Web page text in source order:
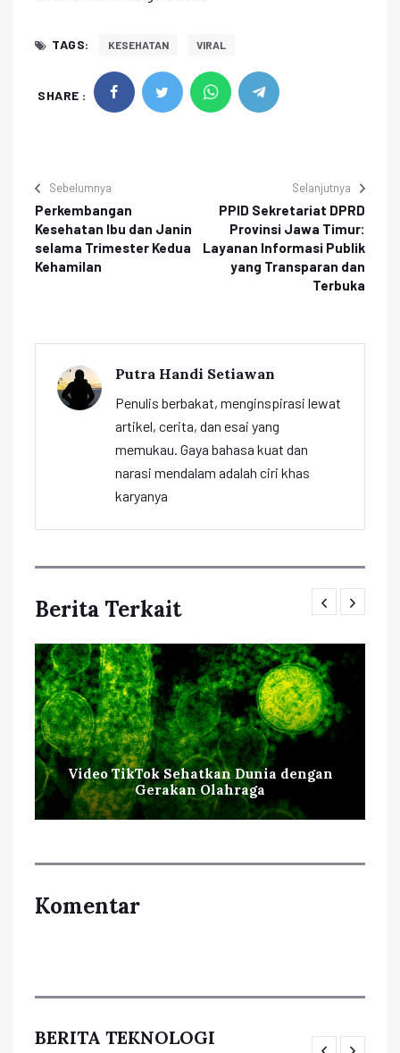
TAGS: KESEHATAN VIRAL
SHARE :
Sebelumnya
Perkembangan
Kesehatan Ibu dan Janin
selama Trimester Kedua
Kehamilan
Selanjutnya
PPID Sekretariat DPRD
Provinsi Jawa Timur:
Layanan Informasi Publik
yang Transparan dan
Terbuka
Putra Handi Setiawan
Penulis berbakat, menginspirasi lewat
artikel, cerita, dan esai yang
memukau. Gaya bahasa kuat dan
narasi mendalam adalah ciri khas
karyanya
Berita Terkait
Video TikTok Sehatkan Dunia dengan
Gerakan Olahraga
Komentar
BERITA TEKNOLOGI